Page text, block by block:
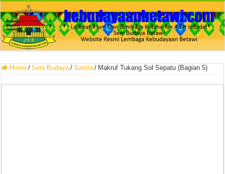
Home / Seni Budaya / Sastra / Makruf Tukang Sol Sepatu (Bagian 5)